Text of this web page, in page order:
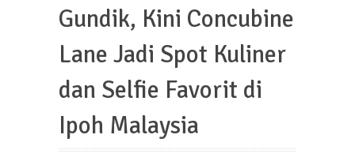
Gundik, Kini Concubine
Lane Jadi Spot Kuliner
dan Selfie Favorit di
Ipoh Malaysia